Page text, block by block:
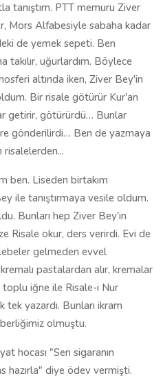
tanıştım. PTT memuru Ziver
Mors Alfabesiyle sabaha kadar
de yemek sepeti. Ben
takılır, uğurlardım. Böylece
altında iken, Ziver Bey'in
Bir risale götürür Kur'an
getirir, götürürdü… Bunlar
gönderilirdi… Ben de yazmaya
risalelerden...
ben. Liseden birtakım
ile tanıştırmaya vesile oldum.
Bunları hep Ziver Bey'in
Risale okur, ders verirdi. Evi de
gelmeden evvel
pastalardan alır, kremalar
iğne ile Risale-i Nur
tek yazardı. Bunları ikram
olmuştu.
hocası "Sen sigaranın
hazırla" diye ödev vermişti.